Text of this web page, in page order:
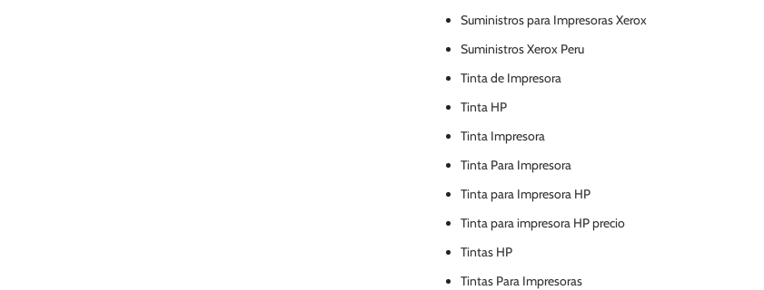
Suministros para Impresoras Xerox
Suministros Xerox Peru
Tinta de Impresora
Tinta HP
Tinta Impresora
Tinta Para Impresora
Tinta para Impresora HP
Tinta para impresora HP precio
Tintas HP
Tintas Para Impresoras